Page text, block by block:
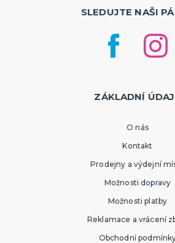
SLEDUJTE NAŠI
ZÁKLADNÍ
O nás
Kontakt
Prodejny a výdejní
Možnosti dopravy
Možnosti platby
Reklamace a vrácení
Obchodní